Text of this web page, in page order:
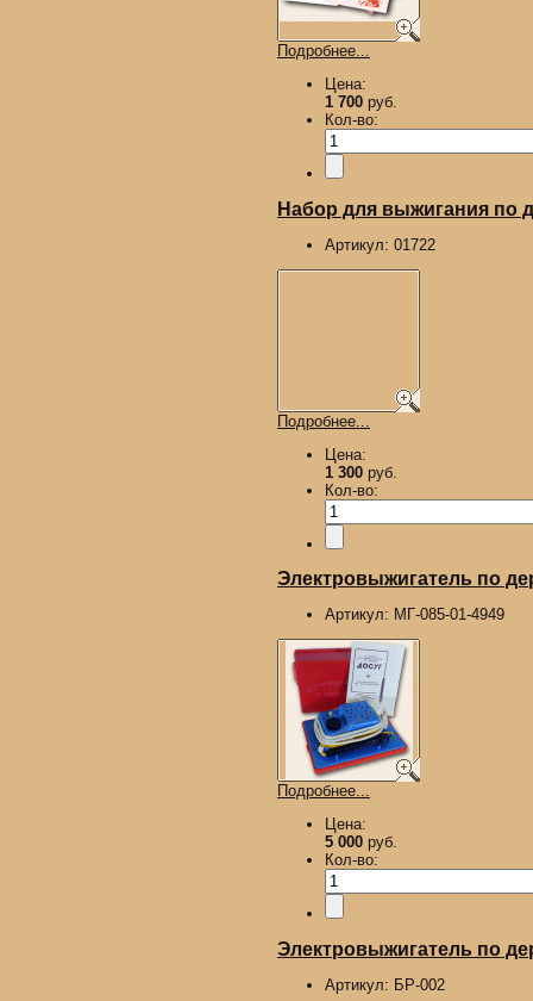
Подробнее...
Цена:
1 700 руб.
Кол-во:
Набор для выжигания по
Артикул: 01722
Подробнее...
Цена:
1 300 руб.
Кол-во:
Электровыжигатель по
Артикул: МГ-085-01-4949
Подробнее...
Цена:
5 000 руб.
Кол-во:
Электровыжигатель по
Артикул: БР-002